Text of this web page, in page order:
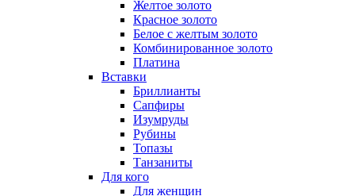
Желтое золото
Красное золото
Белое с желтым золото
Комбинированное золото
Платина
Вставки
Бриллианты
Сапфиры
Изумруды
Рубины
Топазы
Танзаниты
Для кого
Для женщин